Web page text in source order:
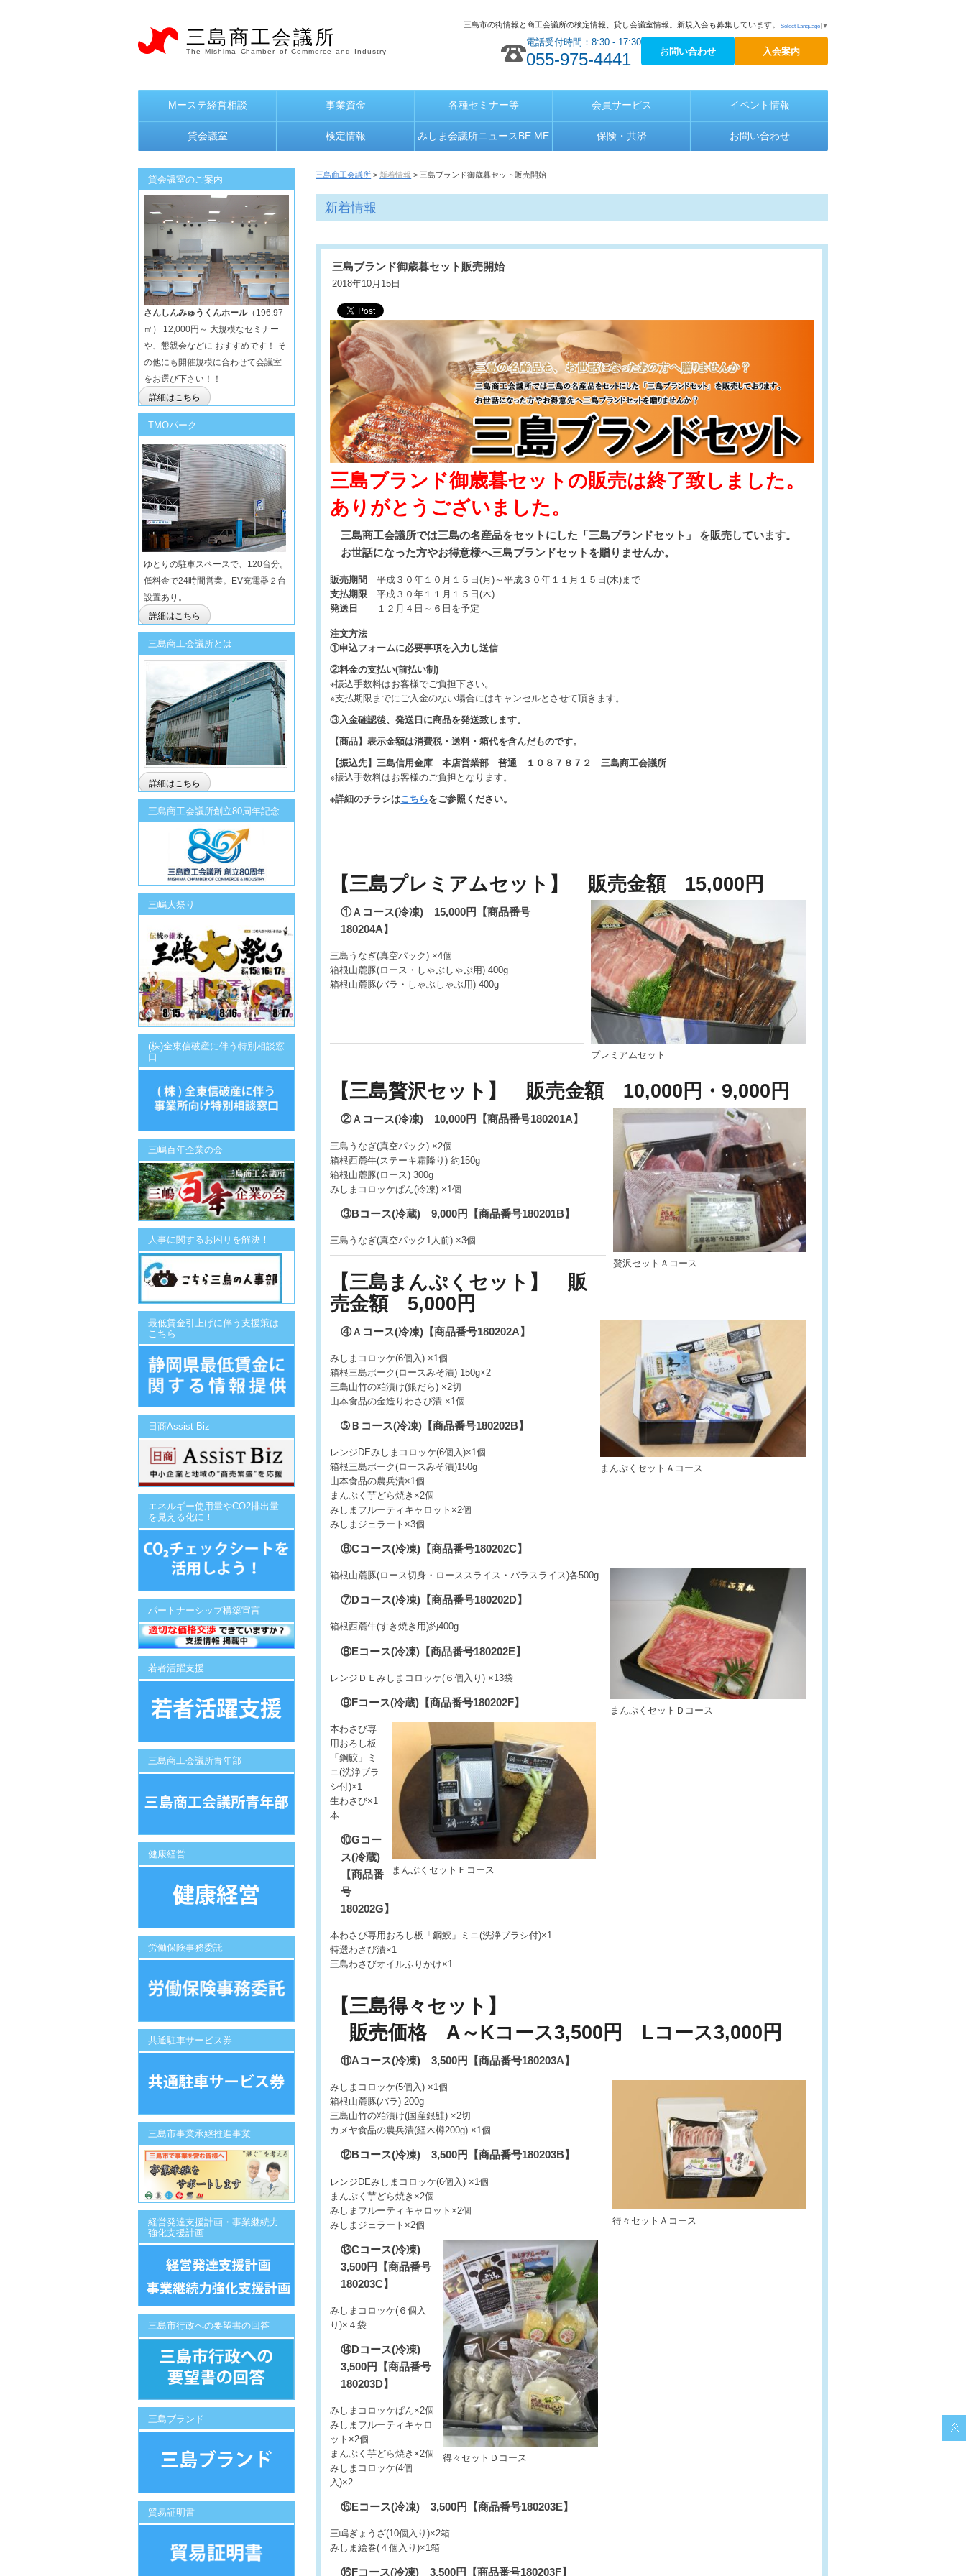
三島商工会議所
The Mishima Chamber of Commerce and Industry
Select Language ▼
三島市の街情報と商工会議所の検定情報、貸し会議室情報。新規入会も募集しています。
電話受付時間：8:30 - 17:30
055-975-4441 お問い合わせ 入会案内
Mーステ経営相談 事業資金 各種セミナー等 会員サービス イベント情報
貸会議室 検定情報 みしま会議所ニュースBE.ME 保険・共済 お問い合わせ
三島商工会議所 > 新着情報 > 三島ブランド御歳暮セット販売開始
新着情報
三島ブランド御歳暮セット販売開始
2018年10月15日
三島ブランド御歳暮セットの販売は終了致しました。
ありがとうございました。
三島商工会議所では三島の名産品をセットにした「三島ブランドセット」 を販売しています。
お世話になった方やお得意様へ三島ブランドセットを贈りませんか。
販売期間
平成３０年１０月１５日(月)～平成３０年１１月１５日(木)まで
支払期限 平成３０年１１月１５日(木)
発送日
１２月４日～６日を予定
注文方法
①申込フォームに必要事項を入力し送信
②料金の支払い(前払い制)
※振込手数料はお客様でご負担下さい。
※支払期限までにご入金のない場合にはキャンセルとさせて頂きます。
③入金確認後、発送日に商品を発送致します。
【商品】表示金額は消費税・送料・箱代を含んだものです。
【振込先】三島信用金庫 本店営業部 普通 １０８７８７２ 三島商工会議所
※振込手数料はお客様のご負担となります。
※詳細のチラシはこちらをご参照ください。
【三島プレミアムセット】 販売金額 15,000円
プレミアムセット
①Ａコース(冷凍) 15,000円【商品番号
180204A】
三島うなぎ(真空パック) ×4個
箱根山麓豚(ロース・しゃぶしゃぶ用) 400g
箱根山麓豚(バラ・しゃぶしゃぶ用) 400g
【三島贅沢セット】 販売金額 10,000円・9,000円
贅沢セットＡコース
②Ａコース(冷凍) 10,000円【商品番号180201A】
三島うなぎ(真空パック) ×2個
箱根西麓牛(ステーキ霜降り) 約150g
箱根山麓豚(ロース) 300g
みしまコロッケぱん(冷凍) ×1個
③Bコース(冷蔵) 9,000円【商品番号180201B】
三島うなぎ(真空パック1人前) ×3個
【三島まんぷくセット】 販
売金額 5,000円
まんぷくセットＡコース
④Ａコース(冷凍)【商品番号180202A】
みしまコロッケ(6個入) ×1個
箱根三島ポーク(ロースみそ漬) 150g×2
三島山竹の粕漬け(銀だら) ×2切
山本食品の金造りわさび漬 ×1個
➄Ｂコース(冷凍)【商品番号180202B】
レンジDEみしまコロッケ(6個入)×1個
箱根三島ポーク(ロースみそ漬)150g
山本食品の農兵漬×1個
まんぷく芋どら焼き×2個
みしまフルーティキャロット×2個
みしまジェラート×3個
⑥Cコース(冷凍)【商品番号180202C】
まんぷくセットＤコース
箱根山麓豚(ロース切身・ローススライス・バラスライス)各500g
⑦Dコース(冷凍)【商品番号180202D】
箱根西麓牛(すき焼き用)約400g
⑧Eコース(冷凍)【商品番号180202E】
レンジＤＥみしまコロッケ(６個入り) ×13袋
⑨Fコース(冷蔵)【商品番号180202F】
まんぷくセットＦコース
本わさび専
用おろし板
「鋼鮫」ミ
ニ(洗浄ブラ
シ付)×1
生わさび×1
本
⑩Gコー
ス(冷蔵)
【商品番
号
180202G】
本わさび専用おろし板「鋼鮫」ミニ(洗浄ブラシ付)×1
特選わさび漬×1
三島わさびオイルふりかけ×1
【三島得々セット】
販売価格 A～Kコース3,500円 Lコース3,000円
⑪Aコース(冷凍) 3,500円【商品番号180203A】
得々セットＡコース
みしまコロッケ(5個入) ×1個
箱根山麓豚(バラ) 200g
三島山竹の粕漬け(国産銀鮭) ×2切
カメヤ食品の農兵漬(経木樽200g) ×1個
⑫Bコース(冷凍) 3,500円【商品番号180203B】
レンジDEみしまコロッケ(6個入) ×1個
まんぷく芋どら焼き×2個
みしまフルーティキャロット×2個
みしまジェラート×2個
得々セットＤコース
⑬Cコース(冷凍)
3,500円【商品番号
180203C】
みしまコロッケ(６個入
り)×４袋
⑭Dコース(冷凍)
3,500円【商品番号
180203D】
みしまコロッケぱん×2個
みしまフルーティキャロ
ット×2個
まんぷく芋どら焼き×2個
みしまコロッケ(4個
入)×2
⑮Eコース(冷凍) 3,500円【商品番号180203E】
三嶋ぎょうざ(10個入り)×2箱
みしま絵巻(４個入り)×1箱
⑯Fコース(冷凍) 3,500円【商品番号180203F】
貸会議室のご案内
さんしんみゅうくんホール（196.97
㎡） 12,000円～ 大規模なセミナー
や、懇親会などに おすすめです！ そ
の他にも開催規模に合わせて会議室
をお選び下さい！！
詳細はこちら
TMOパーク
ゆとりの駐車スペースで、120台分。
低料金で24時間営業。EV充電器２台
設置あり。
詳細はこちら
三島商工会議所とは
詳細はこちら
三島商工会議所創立80周年記念
三嶋大祭り
(株)全東信破産に伴う特別相談窓
口
三嶋百年企業の会
人事に関するお困りを解決！
最低賃金引上げに伴う支援策は
こちら
日商Assist Biz
エネルギー使用量やCO2排出量
を見える化に！
パートナーシップ構築宣言
若者活躍支援
三島商工会議所青年部
健康経営
労働保険事務委託
共通駐車サービス券
三島市事業承継推進事業
経営発達支援計画・事業継続力
強化支援計画
三島市行政への要望書の回答
三島ブランド
貿易証明書